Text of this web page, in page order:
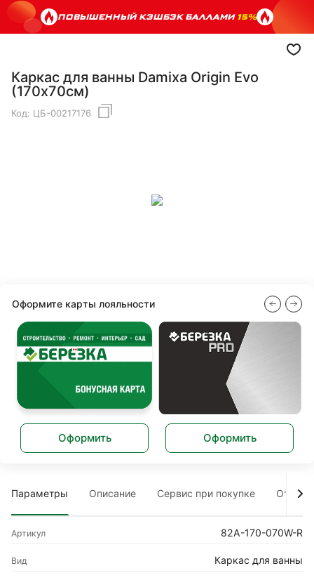
ПОВЫШЕННЫЙ КЭШБЭК БАЛЛАМИ15%
Каркас для ванны Damixa Origin Evo
(170х70см)
Код: ЦБ-00217176
Оформите карты лояльности
Оформить Оформить
Параметры Описание Сервис при покупке Отзывы
Артикул 82A-170-070W-R
Вид Каркас для ванны